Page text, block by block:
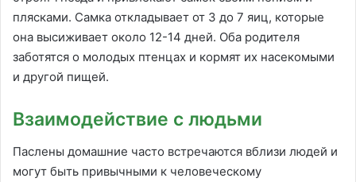
плясками. Самка откладывает от 3 до 7 яиц, которые
она высиживает около 12-14 дней. Оба родителя
заботятся о молодых птенцах и кормят их насекомыми
и другой пищей.
Взаимодействие с людьми
Паслены домашние часто встречаются вблизи людей и
могут быть привычными к человеческому